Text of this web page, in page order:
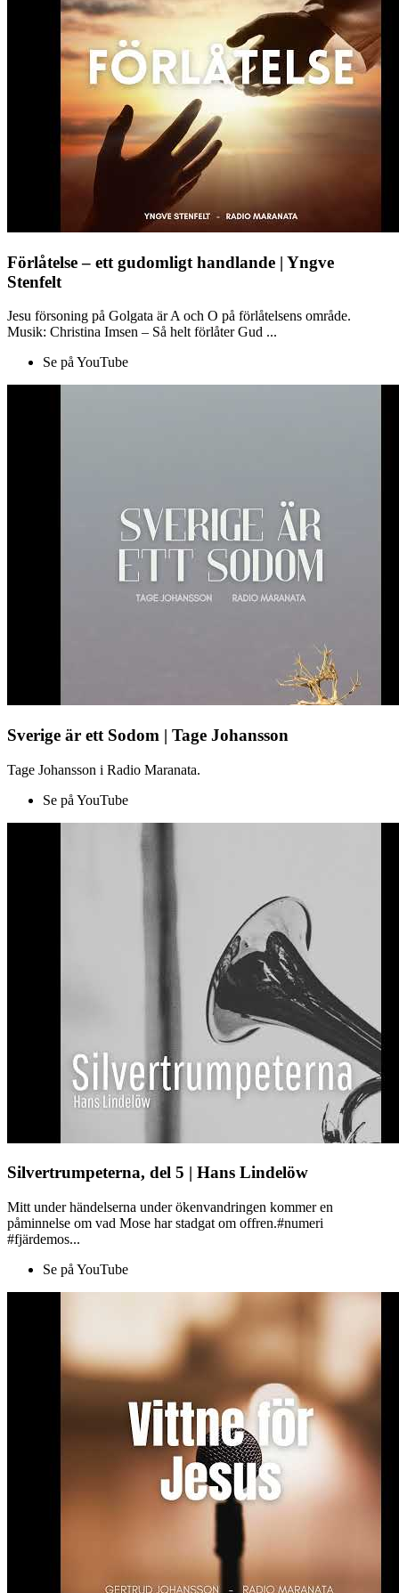
Förlåtelse – ett gudomligt handlande | Yngve
Stenfelt
Jesu försoning på Golgata är A och O på förlåtelsens område.
Musik: Christina Imsen – Så helt förlåter Gud ...
Se på YouTube
Sverige är ett Sodom | Tage Johansson
Tage Johansson i Radio Maranata.
Se på YouTube
Silvertrumpeterna, del 5 | Hans Lindelöw
Mitt under händelserna under ökenvandringen kommer en
påminnelse om vad Mose har stadgat om offren.#numeri
#fjärdemos...
Se på YouTube